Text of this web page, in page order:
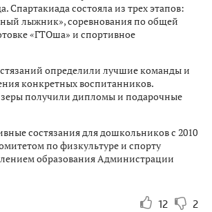
Спартакиада состояла из трех этапов:
лыжник», соревнования по общей
«ГТОша» и спортивное
определили лучшие команды и
конкретных воспитанников.
получили дипломы и подарочные
состязания для дошкольников с 2010
по физкультуре и спорту
образования Администрации
12 2